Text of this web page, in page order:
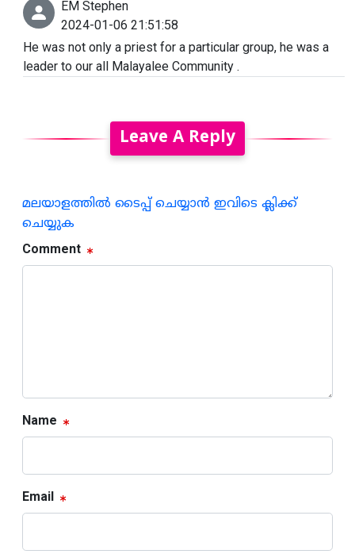
EM Stephen
2024-01-06 21:51:58
He was not only a priest for a particular group, he was a
leader to our all Malayalee Community .
Leave A Reply
മലയാളത്തില്‍ ടൈപ്പ് ചെയ്യാന്‍ ഇവിടെ ക്ലിക്ക്
ചെയ്യുക
Comment
Name
Email